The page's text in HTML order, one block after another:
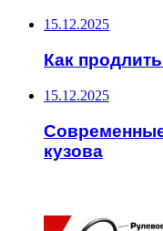
15.12.2025
Как
15.12.2025
кузова